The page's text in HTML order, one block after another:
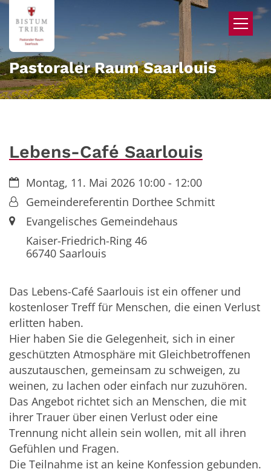
Zum Inhalt springen
Pastoraler Raum Saarlouis
Lebens-Café Saarlouis
Datum:Montag, 11. Mai 2026 10:00 - 12:00
Von:Gemeindereferentin Dorthee Schmitt
Ort:Evangelisches Gemeindehaus
Kaiser-Friedrich-Ring 46
66740Saarlouis
Das Lebens-Café Saarlouis ist ein offener und
kostenloser Treff für Menschen, die einen Verlust
erlitten haben.
Hier haben Sie die Gelegenheit, sich in einer
geschützten Atmosphäre mit Gleichbetroffenen
auszutauschen, gemeinsam zu schweigen, zu
weinen, zu lachen oder einfach nur zuzuhören.
Das Angebot richtet sich an Menschen, die mit
ihrer Trauer über einen Verlust oder eine
Trennung nicht allein sein wollen, mit all ihren
Gefühlen und Fragen.
Die Teilnahme ist an keine Konfession gebunden.